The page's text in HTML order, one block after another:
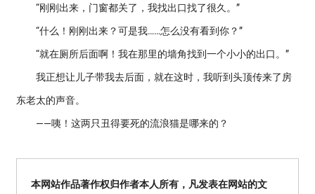
“刚刚出来，门窗都关了，我找出口找了很久。”
“什么！刚刚出来？可是我……怎么没有看到你？”
“就在厕所后面啊！我在那里的墙角找到一个小小的出口。”
我正想让儿子带我去后面，就在这时，我听到头顶传来了房
东老太的声音。
——咦！这两只丑得要死的流浪猫是哪来的？
本网站作品著作权归作者本人所有，凡发表在网站的文